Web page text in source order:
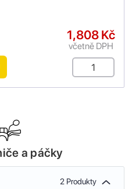
1,808 Kč
včetně DPH
a páčky
2 Produkty